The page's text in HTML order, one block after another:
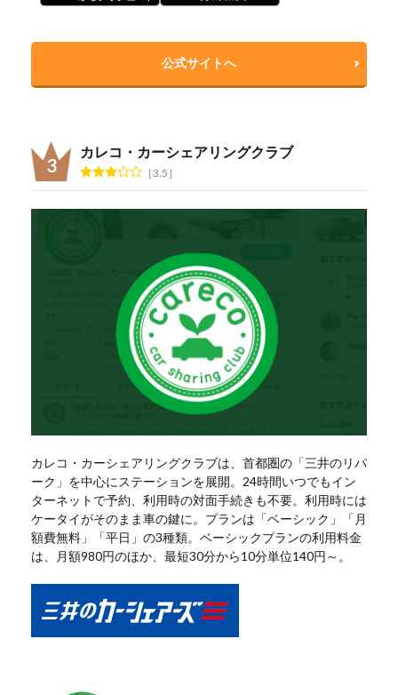
公式サイトへ
カレコ・カーシェアリングクラブ
3.5
カレコ・カーシェアリングクラブは、首都圏の「三井のリパ
ーク」を中心にステーションを展開。24時間いつでもイン
ターネットで予約、利用時の対面手続きも不要。利用時には
ケータイがそのまま車の鍵に。プランは「ベーシック」「月
額費無料」「平日」の3種類。ベーシックプランの利用料金
は、月額980円のほか、最短30分から10分単位140円～。